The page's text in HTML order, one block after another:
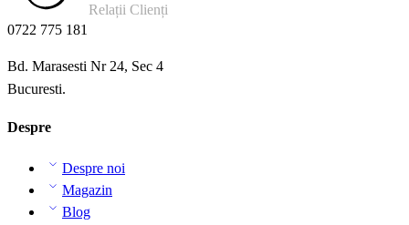
Relații Clienți
0722 775 181
Bd. Marasesti Nr 24, Sec 4
Bucuresti.
Despre
Despre noi
Magazin
Blog